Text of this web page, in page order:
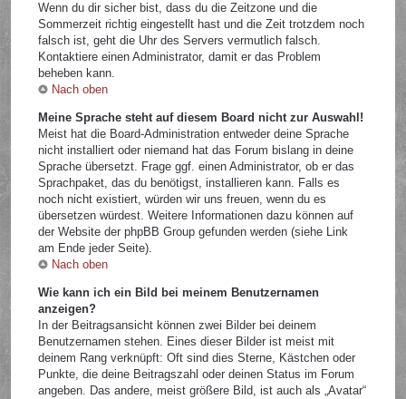
Wenn du dir sicher bist, dass du die Zeitzone und die
Sommerzeit richtig eingestellt hast und die Zeit trotzdem noch
falsch ist, geht die Uhr des Servers vermutlich falsch.
Kontaktiere einen Administrator, damit er das Problem
beheben kann.
Nach oben
Meine Sprache steht auf diesem Board nicht zur Auswahl!
Meist hat die Board-Administration entweder deine Sprache
nicht installiert oder niemand hat das Forum bislang in deine
Sprache übersetzt. Frage ggf. einen Administrator, ob er das
Sprachpaket, das du benötigst, installieren kann. Falls es
noch nicht existiert, würden wir uns freuen, wenn du es
übersetzen würdest. Weitere Informationen dazu können auf
der Website der phpBB Group gefunden werden (siehe Link
am Ende jeder Seite).
Nach oben
Wie kann ich ein Bild bei meinem Benutzernamen
anzeigen?
In der Beitragsansicht können zwei Bilder bei deinem
Benutzernamen stehen. Eines dieser Bilder ist meist mit
deinem Rang verknüpft: Oft sind dies Sterne, Kästchen oder
Punkte, die deine Beitragszahl oder deinen Status im Forum
angeben. Das andere, meist größere Bild, ist auch als „Avatar“